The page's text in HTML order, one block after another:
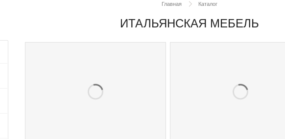
Главная Каталог
ИТАЛЬЯНСКАЯ МЕБЕЛЬ